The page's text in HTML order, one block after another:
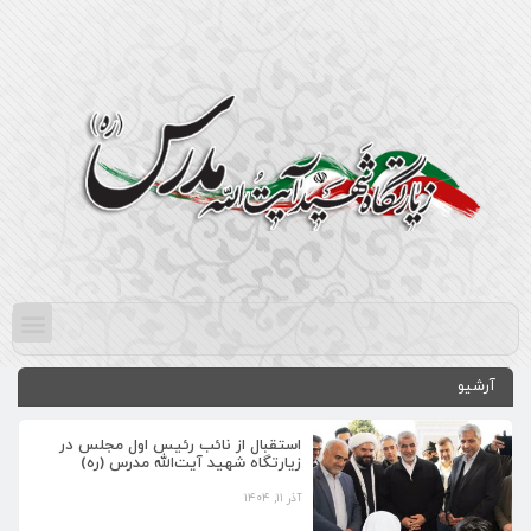
آرشیو
استقبال از نائب رئیس اول مجلس در
زیارتگاه شهید آیت‌الله مدرس (ره)
آذر ۱۱, ۱۴۰۴